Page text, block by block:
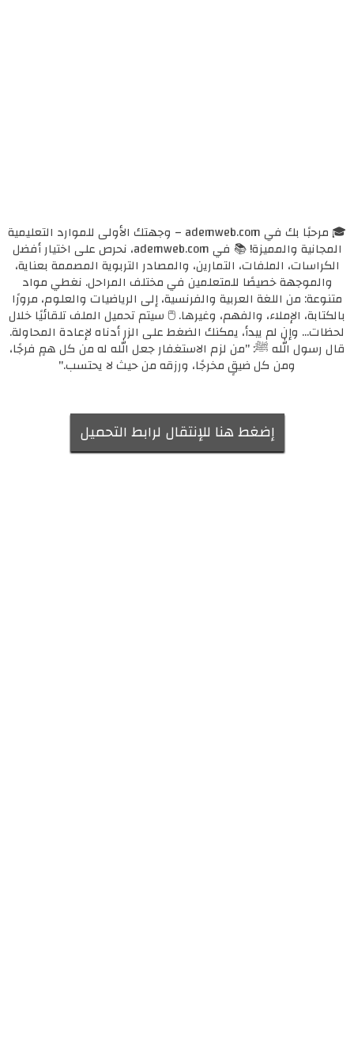
🎓 مرحبًا بك في ademweb.com – وجهتك الأولى للموارد التعليمية
المجانية والمميزة! 📚 في ademweb.com، نحرص على اختيار أفضل
الكراسات، الملفات، التمارين، والمصادر التربوية المصممة بعناية،
والموجهة خصيصًا للمتعلمين في مختلف المراحل. نغطي مواد
متنوعة: من اللغة العربية والفرنسية، إلى الرياضيات والعلوم، مرورًا
بالكتابة، الإملاء، والفهم، وغيرها. 🖱️ سيتم تحميل الملف تلقائيًا خلال
لحظات... وإن لم يبدأ، يمكنك الضغط على الزر أدناه لإعادة المحاولة.
قال رسول الله ﷺ: "من لزم الاستغفار جعل الله له من كل همٍ فرجًا،
ومن كل ضيقٍ مخرجًا، ورزقه من حيث لا يحتسب."
إضغط هنا للإنتقال لرابط التحميل